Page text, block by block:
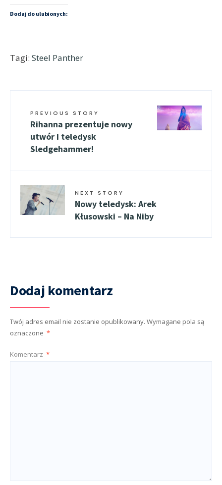
Dodaj do ulubionych:
Tagi: Steel Panther
PREVIOUS STORY
Rihanna prezentuje nowy
utwór i teledysk
Sledgehammer!
NEXT STORY
Nowy teledysk: Arek
Kłusowski – Na Niby
Dodaj komentarz
Twój adres email nie zostanie opublikowany. Wymagane pola są
oznaczone *
Komentarz *